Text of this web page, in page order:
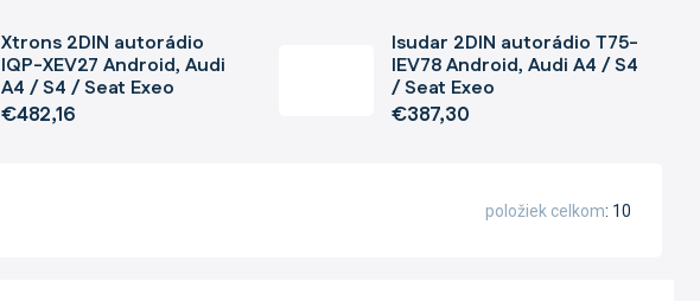
Xtrons 2DIN autorádio
IQP-XEV27 Android, Audi
A4 / S4 / Seat Exeo
€482,16
Isudar 2DIN autorádio T75-
IEV78 Android, Audi A4 / S4
/ Seat Exeo
€387,30
10
položiek celkom